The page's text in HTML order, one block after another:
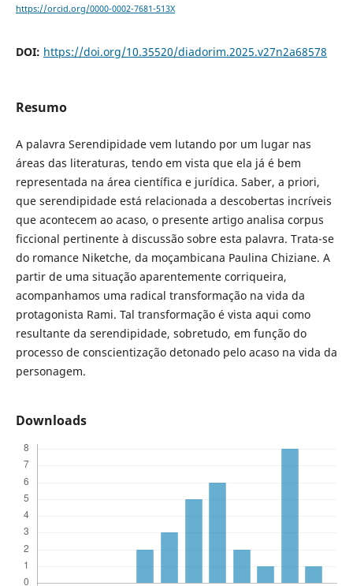
https://orcid.org/0000-0002-7681-513X
DOI: https://doi.org/10.35520/diadorim.2025.v27n2a68578
Resumo
A palavra Serendipidade vem lutando por um lugar nas
áreas das literaturas, tendo em vista que ela já é bem
representada na área científica e jurídica. Saber, a priori,
que serendipidade está relacionada a descobertas incríveis
que acontecem ao acaso, o presente artigo analisa corpus
ficcional pertinente à discussão sobre esta palavra. Trata-se
do romance Niketche, da moçambicana Paulina Chiziane. A
partir de uma situação aparentemente corriqueira,
acompanhamos uma radical transformação na vida da
protagonista Rami. Tal transformação é vista aqui como
resultante da serendipidade, sobretudo, em função do
processo de conscientização detonado pelo acaso na vida da
personagem.
Downloads